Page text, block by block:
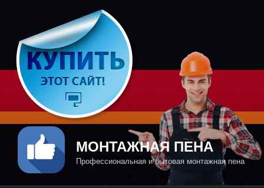
содержимому
МОНТАЖНАЯ ПЕНА
Профессиональная и бытовая монтажная пена